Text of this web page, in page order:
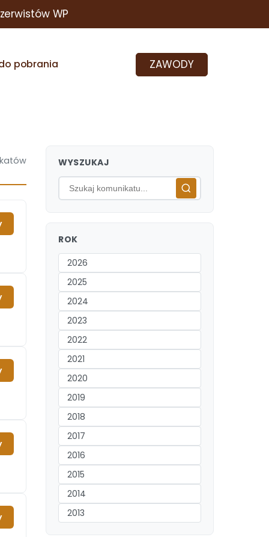
WP
pobrania ZAWODY
WYSZUKAJ
ROK
2026
2025
2024
2023
2022
2021
2020
2019
2018
2017
2016
2015
2014
2013